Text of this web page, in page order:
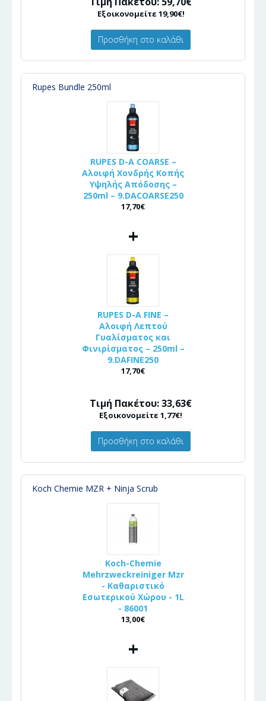
Εξοικονομείτε 19,90€!
Προσθήκη στο καλάθι
Rupes Bundle 250ml
RUPES D-A COARSE –
Αλοιφή Χονδρής Κοπής
Υψηλής Απόδοσης –
250ml – 9.DACOARSE250
17,70€
+
RUPES D-A FINE –
Αλοιφή Λεπτού
Γυαλίσματος και
Φινιρίσματος – 250ml –
9.DAFINE250
17,70€
Τιμή Πακέτου: 33,63€
Εξοικονομείτε 1,77€!
Προσθήκη στο καλάθι
Koch Chemie MZR + Ninja Scrub
Koch-Chemie
Mehrzweckreiniger Mzr
- Καθαριστικό
Εσωτερικού Χώρου - 1L
- 86001
13,00€
+